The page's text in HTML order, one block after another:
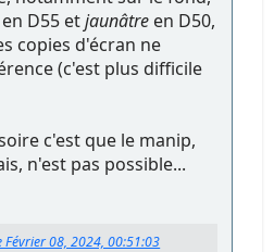
D55 etjaunâtre en D50,
copies d'écran ne
(c'est plus difficile
c'est que le manip,
n'est pas possible...
08, 2024, 00:51:03